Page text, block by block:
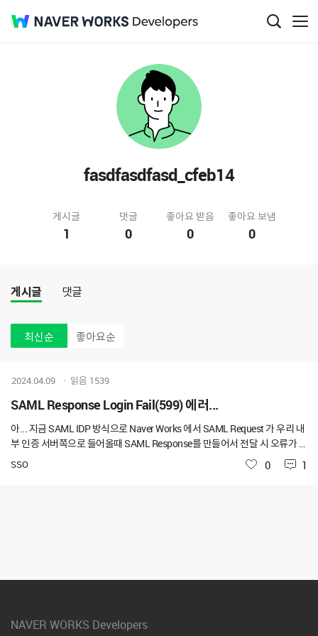
fasdfasdfasd_cfeb14
게시글
1
댓글
0
좋아요 받음
0
좋아요 보냄
0
게시글 댓글
최신순 좋아요순
SAML Response Login Fail(599) 에러...
아... 지금 SAML IDP 방식으로 Naver Works 에서 SAML Request 가 우리 내
부 인증 서버쪽으로 들어올때 SAML Response를 만들어서 전달 시 오류가 자
꾸 나네요... Signature관련한 부분도 Private Key를 PEM으로 변경해서 등록
도 해서 진행도 해보고... 키스토어에서 직접 CER 파일도 만들어서 PEM으로
L
SSO
2024.04.09 읽음 1539
좋아요
0 1
NAVER WORKS Developers